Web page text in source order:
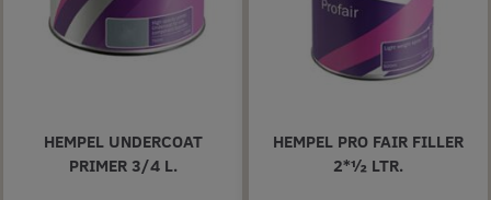
HEMPEL UNDERCOAT
PRIMER 3/4 L.
HEMPEL PRO FAIR FILLER
2*½ LTR.